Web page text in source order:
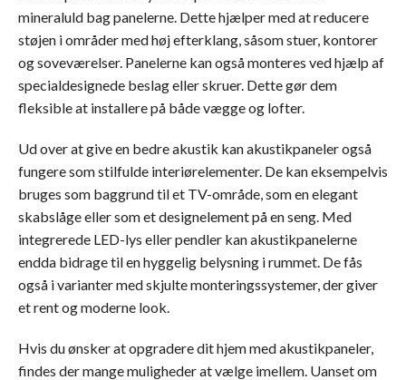
mineraluld bag panelerne. Dette hjælper med at reducere
støjen i områder med høj efterklang, såsom stuer, kontorer
og soveværelser. Panelerne kan også monteres ved hjælp af
specialdesignede beslag eller skruer. Dette gør dem
fleksible at installere på både vægge og lofter.
Ud over at give en bedre akustik kan akustikpaneler også
fungere som stilfulde interiørelementer. De kan eksempelvis
bruges som baggrund til et TV-område, som en elegant
skabslåge eller som et designelement på en seng. Med
integrerede LED-lys eller pendler kan akustikpanelerne
endda bidrage til en hyggelig belysning i rummet. De fås
også i varianter med skjulte monteringssystemer, der giver
et rent og moderne look.
Hvis du ønsker at opgradere dit hjem med akustikpaneler,
findes der mange muligheder at vælge imellem. Uanset om